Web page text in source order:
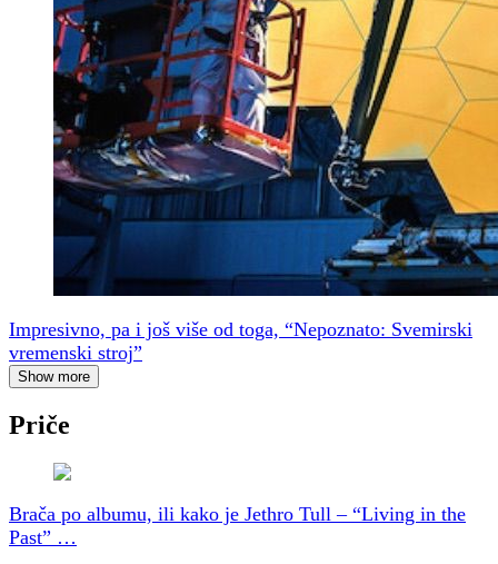
Impresivno, pa i još više od toga, “Nepoznato: Svemirski
vremenski stroj”
Show more
Priče
Brača po albumu, ili kako je Jethro Tull – “Living in the
Past” …